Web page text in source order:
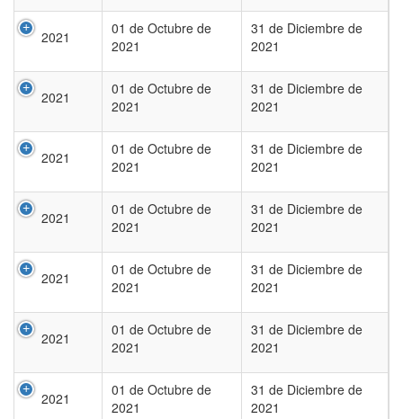
2021
01 de Octubre de
2021
31 de Diciembre de
2021
2021
01 de Octubre de
2021
31 de Diciembre de
2021
2021
01 de Octubre de
2021
31 de Diciembre de
2021
2021
01 de Octubre de
2021
31 de Diciembre de
2021
2021
01 de Octubre de
2021
31 de Diciembre de
2021
2021
01 de Octubre de
2021
31 de Diciembre de
2021
2021
01 de Octubre de
2021
31 de Diciembre de
2021